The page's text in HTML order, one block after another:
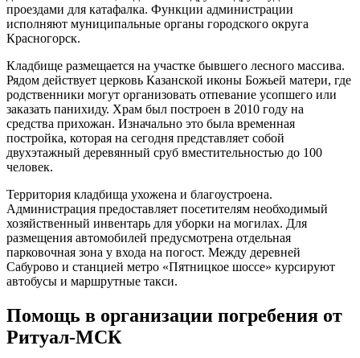
проездами для катафалка. Функции администрации
исполняют муниципальные органы городского округа
Красногорск.
Кладбище размещается на участке бывшего лесного массива.
Рядом действует церковь Казанской иконы Божьей матери, где
родственники могут организовать отпевание усопшего или
заказать панихиду. Храм был построен в 2010 году на
средства прихожан. Изначально это была временная
постройка, которая на сегодня представляет собой
двухэтажный деревянный сруб вместительностью до 100
человек.
Территория кладбища ухожена и благоустроена.
Администрация предоставляет посетителям необходимый
хозяйственный инвентарь для уборки на могилах. Для
размещения автомобилей предусмотрена отдельная
парковочная зона у входа на погост. Между деревней
Сабурово и станцией метро «Пятницкое шоссе» курсируют
автобусы и маршрутные такси.
Помощь в организации погребения от
Ритуал-МСК